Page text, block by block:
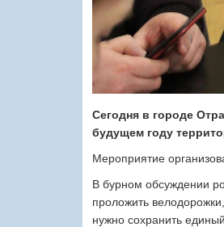
Сегодня в городе
будущем году
Мероприятие
В бурном обсуждении
проложить
нужно сохранить